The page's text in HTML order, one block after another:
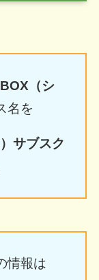
（シ
名を
サブスク
情報は